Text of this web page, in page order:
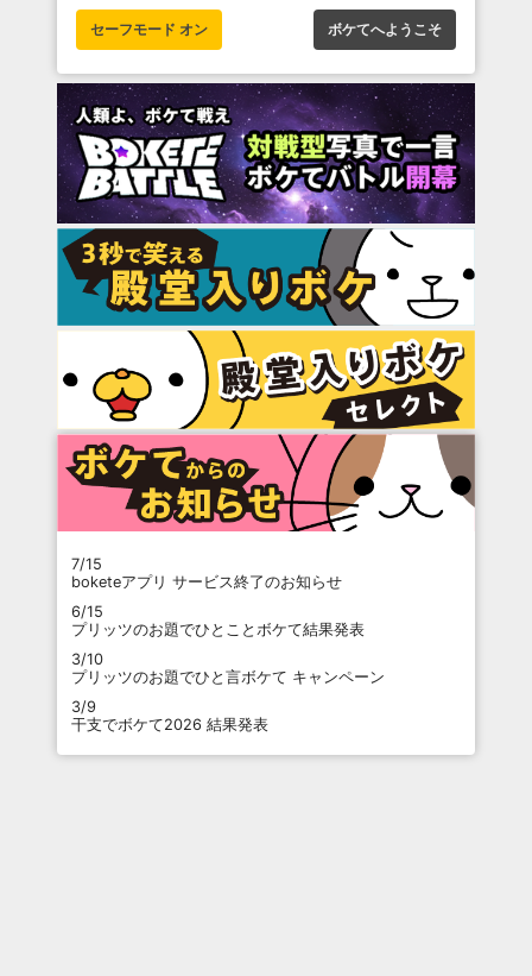
セーフモード オン ボケてへようこそ
7/15
boketeアプリ サービス終了のお知らせ
6/15
プリッツのお題でひとことボケて結果発表
3/10
プリッツのお題でひと言ボケて キャンペーン
3/9
干支でボケて2026 結果発表